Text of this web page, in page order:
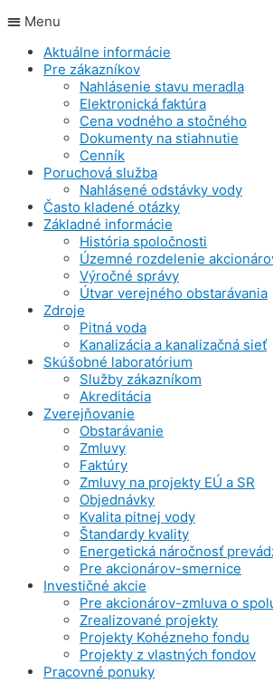
Menu
Aktuálne informácie
Pre zákazníkov
Nahlásenie stavu meradla
Elektronická faktúra
Cena vodného a stočného
Dokumenty na stiahnutie
Cenník
Poruchová služba
Nahlásené odstávky vody
Často kladené otázky
Základné informácie
História spoločnosti
Územné rozdelenie
Výročné správy
Útvar verejného obstarávania
Zdroje
Pitná voda
Kanalizácia a kanalizačná sieť
Skúšobné laboratórium
Služby zákazníkom
Akreditácia
Zverejňovanie
Obstarávanie
Zmluvy
Faktúry
Zmluvy na projekty EÚ a SR
Objednávky
Kvalita pitnej vody
Štandardy kvality
Energetická náročnosť
Pre akcionárov-smernice
Investičné akcie
Pre akcionárov-zmluva o
Zrealizované projekty
Projekty Kohézneho fondu
Projekty z vlastných fondov
Pracovné ponuky